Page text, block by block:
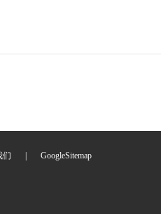
们 GoogleSitemap